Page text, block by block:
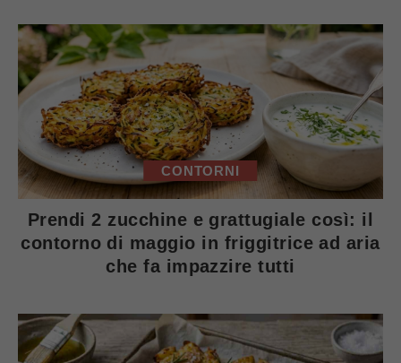
CONTORNI
Prendi 2 zucchine e grattugiale così: il
contorno di maggio in friggitrice ad aria
che fa impazzire tutti